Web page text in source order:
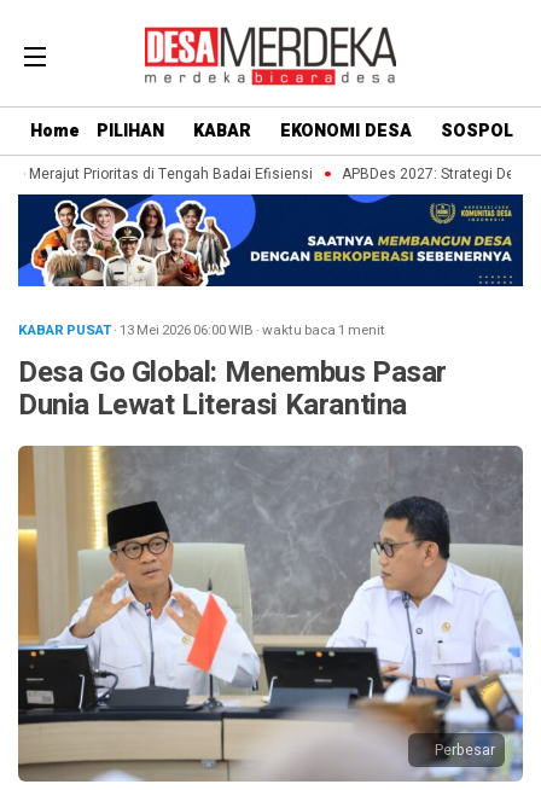
Home PILIHAN KABAR EKONOMI DESA SOSPOL
Merajut Prioritas di Tengah Badai Efisiensi APBDes 2027: Strategi Desa
KABAR PUSAT· 13 Mei 202606:00WIB ·waktu baca 1 menit
Desa Go Global: Menembus Pasar
Dunia Lewat Literasi Karantina
Perbesar